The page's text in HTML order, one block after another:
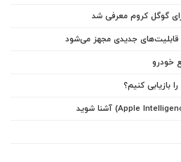
جدیدی مجهز می‌شود
خودرو
کنیم؟